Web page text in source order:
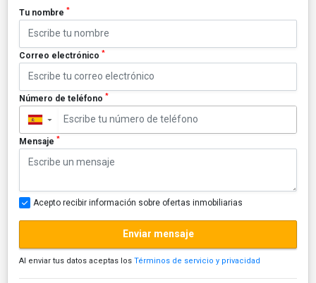
Tu nombre *
Correo electrónico *
Número de teléfono *
▼
Mensaje *
Acepto recibir información sobre ofertas inmobiliarias
Enviar mensaje
Al enviar tus datos aceptas los Términos de servicio y privacidad